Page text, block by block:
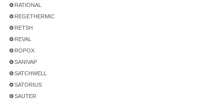
RATIONAL
REGETHERMIC
RETSH
REVAL
ROPOX
SANIVAP
SATCHWELL
SATORIUS
SAUTER